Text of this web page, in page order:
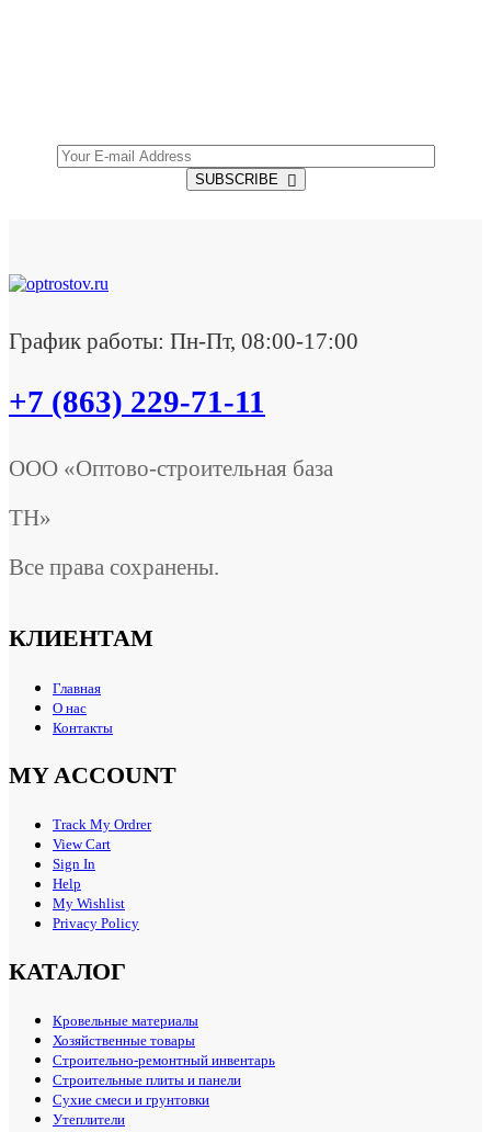
SUBSCRIBE
График работы: Пн-Пт, 08:00-17:00
+7 (863) 229-71-11
ООО «Оптово-строительная база
ТН»
Все права сохранены.
КЛИЕНТАМ
Главная
О нас
Контакты
MY ACCOUNT
Track My Ordrer
View Cart
Sign In
Help
My Wishlist
Privacy Policy
КАТАЛОГ
Кровельные материалы
Хозяйственные товары
Строительно-ремонтный инвентарь
Строительные плиты и панели
Сухие смеси и грунтовки
Утеплители